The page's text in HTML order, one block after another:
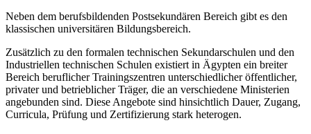
Neben dem berufsbildenden Postsekundären Bereich gibt es den
klassischen universitären Bildungsbereich.
Zusätzlich zu den formalen technischen Sekundarschulen und den
Industriellen technischen Schulen existiert in Ägypten ein breiter
Bereich beruflicher Trainingszentren unterschiedlicher öffentlicher,
privater und betrieblicher Träger, die an verschiedene Ministerien
angebunden sind. Diese Angebote sind hinsichtlich Dauer, Zugang,
Curricula, Prüfung und Zertifizierung stark heterogen.